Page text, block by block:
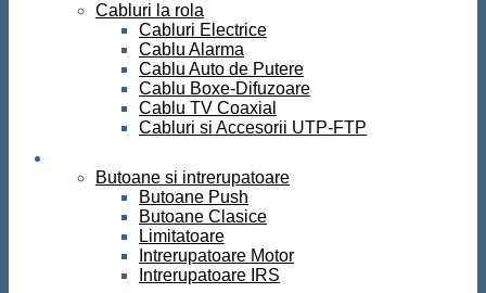
Cabluri la rola
Cabluri Electrice
Cablu Alarma
Cablu Auto de Putere
Cablu Boxe-Difuzoare
Cablu TV Coaxial
Cabluri si Accesorii UTP-FTP
Butoane si intrerupatoare
Butoane Push
Butoane Clasice
Limitatoare
Intrerupatoare Motor
Intrerupatoare IRS